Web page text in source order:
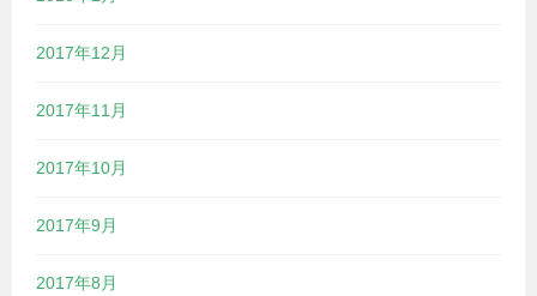
2017年12月
2017年11月
2017年10月
2017年9月
2017年8月